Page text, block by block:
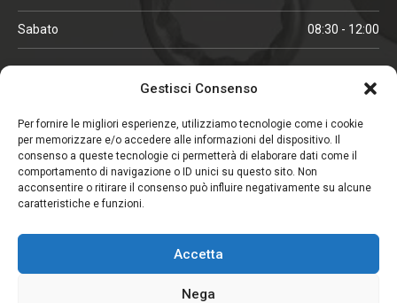
Gestisci Consenso
Per fornire le migliori esperienze, utilizziamo tecnologie come i cookie
per memorizzare e/o accedere alle informazioni del dispositivo. Il
consenso a queste tecnologie ci permetterà di elaborare dati come il
comportamento di navigazione o ID unici su questo sito. Non
acconsentire o ritirare il consenso può influire negativamente su alcune
caratteristiche e funzioni.
Accetta
Nega
Sabato 08:30 - 12:00
ORARI IN ALTA STAGIONE
Lunedì - Venerdì 08:00 - 12:00 / 13:30 -18:00
Sabato 08:00 - 12:00
CHIUSO IL SABATO
(gennaio, febbraio, agosto, settembre)